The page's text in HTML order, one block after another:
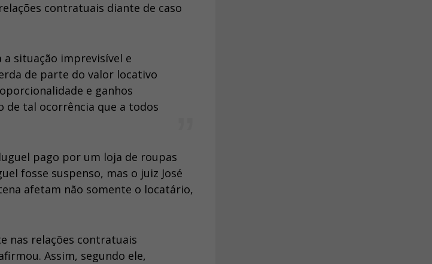
contratuais diante de caso
a situação imprevisível e
de parte do valor locativo
e ganhos
de tal ocorrência que a todos
pago por um loja de roupas
fosse suspenso, mas o juiz José
afetam não somente o locatário,
nas relações contratuais
Assim, segundo ele,